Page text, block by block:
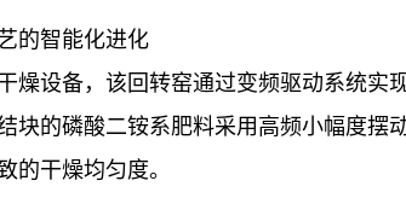
的智能化进化
燥设备，该回转窑通过变频驱动系统
块的磷酸二铵系肥料采用高频小幅度
的干燥均匀度。